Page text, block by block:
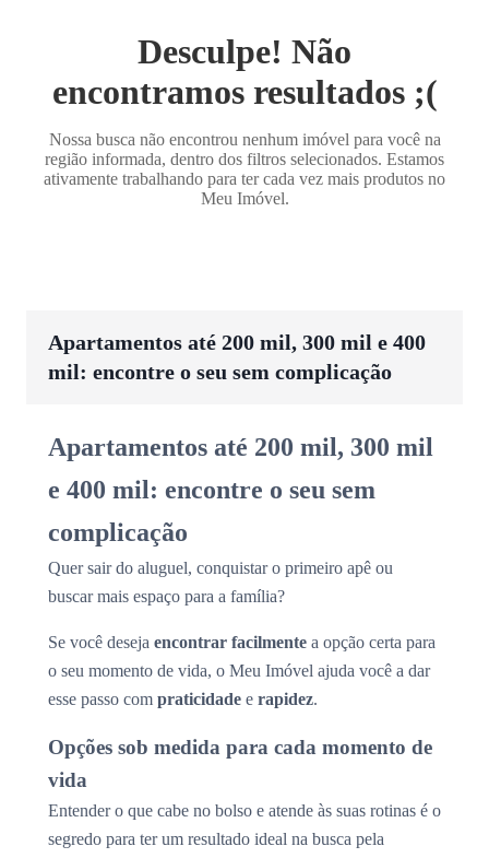
Desculpe! Não
encontramos resultados ;(
Nossa busca não encontrou nenhum imóvel para você na
região informada, dentro dos filtros selecionados. Estamos
ativamente trabalhando para ter cada vez mais produtos no
Meu Imóvel.
Apartamentos até 200 mil, 300 mil e 400
mil: encontre o seu sem complicação
Apartamentos até 200 mil, 300 mil
e 400 mil: encontre o seu sem
complicação
Quer sair do aluguel, conquistar o primeiro apê ou
buscar mais espaço para a família?
Se você deseja encontrar facilmente a opção certa para
o seu momento de vida, o Meu Imóvel ajuda você a dar
esse passo com praticidade e rapidez.
Opções sob medida para cada momento de
vida
Entender o que cabe no bolso e atende às suas rotinas é o
segredo para ter um resultado ideal na busca pela